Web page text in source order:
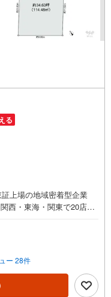
る
上場の地域密着型企業
西・東海・関東で20店舗
には、キッズスペースや
り、お子様連れのお客様
●平日のお住まい探しの方
希望されるお客様のため
プランをご用意していま
時から午後7時まで、毎
ー 28件